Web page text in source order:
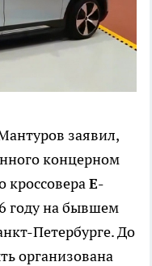
заявил,
концерном
кроссовераE-
году на бывшем
Петербурге. До
организована